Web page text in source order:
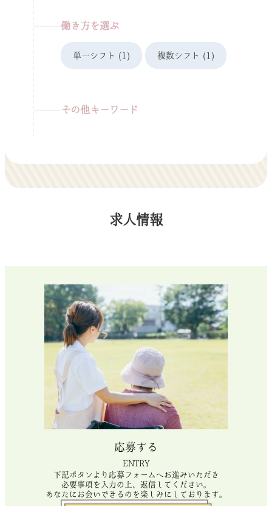
働き方を選ぶ
単一シフト (1) 複数シフト (1)
その他キーワード
求人情報
応募する
ENTRY
下記ボタンより応募フォームへお進みいただき
必要事項を入力の上、返信してください。
あなたにお会いできるのを楽しみにしております。